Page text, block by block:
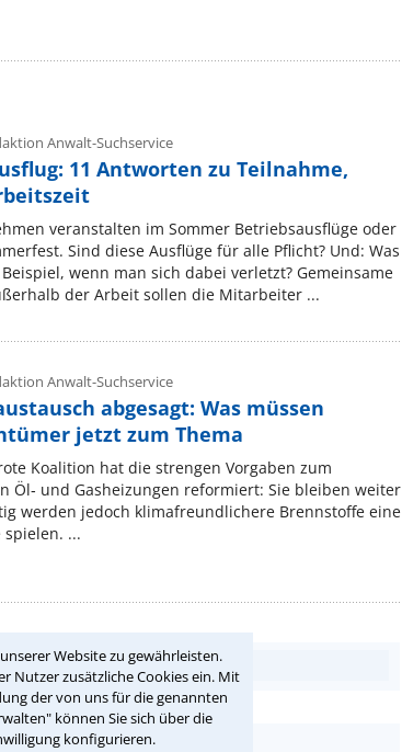
Website zu gewährleisten.
Nutzer zusätzliche Cookies ein. Mit
der von uns für die genannten
können Sie sich über die
konfigurieren.
Anwalt-Suchservice
11 Antworten zu Teilnahme,
veranstalten im Sommer Betriebsausflüge oder
Sind diese Ausflüge für alle Pflicht? Und: Was
wenn man sich dabei verletzt? Gemeinsame
der Arbeit sollen die Mitarbeiter ...
Anwalt-Suchservice
abgesagt: Was müssen
jetzt zum Thema
Koalition hat die strengen Vorgaben zum
Öl‑ und Gasheizungen reformiert: Sie bleiben weiter
werden jedoch klimafreundlichere Brennstoffe eine
spielen. ...